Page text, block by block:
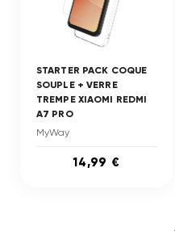
STARTER PACK COQUE
SOUPLE + VERRE
TREMPE XIAOMI REDMI
A7 PRO
MyWay
14,99 €